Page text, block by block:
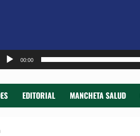
00:00
EDITORIAL MANCHETA SALUD